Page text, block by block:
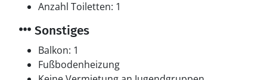
Anzahl Toiletten: 1
Sonstiges
Balkon: 1
Fußbodenheizung